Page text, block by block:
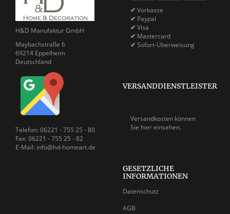
H&D Manufaktur GmbH
Maybachstraße 6
69214 Eppelheim
Deutschland
Telefon: 06221 - 755 25 - 80
Fax: 06221 - 755 25 - 82
E-Mail: info@hd-homeart.de
✔ Vorkasse
✔ Paypal
✔ Visa
✔ Mastercard
✔ Sofort-Überweisung
VERSANDDIENSTLEISTER
Versandkosten können
Sie hier einsehen.
GESETZLICHE
INFORMATIONEN
Datenschutz
AGB